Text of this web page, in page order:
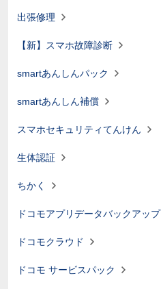
出張修理
【新】スマホ故障診断
smartあんしんパック
smartあんしん補償
スマホセキュリティてんけん
生体認証
ちかく
ドコモアプリデータバックアップ
ドコモクラウド
ドコモ サービスパック